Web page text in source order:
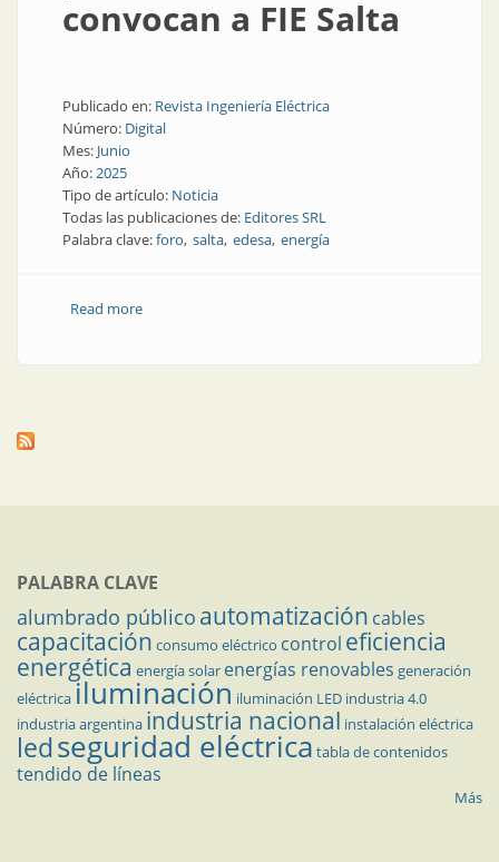
convocan a FIE Salta
Publicado en: Revista Ingeniería Eléctrica
Número: Digital
Mes: Junio
Año:2025
Tipo de artículo: Noticia
Todas las publicaciones de: Editores SRL
Palabra clave:foro salta edesa energía
Read moreabout Grandes personalidades convocan a FIE Salta
PALABRA CLAVE
alumbrado público automatización cables
capacitación consumo eléctrico control eficiencia
energética energía solar energías renovables generación
eléctricailuminación iluminación LED industria 4.0
industria argentina industria nacional instalación eléctrica
ledseguridad eléctrica tabla de contenidos
tendido de líneas
Más